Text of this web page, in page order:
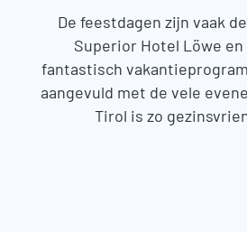
De feestdagen zijn vaak
Superior Hotel Löwe
fantastisch
aangevuld met de vele
Tirol is zo